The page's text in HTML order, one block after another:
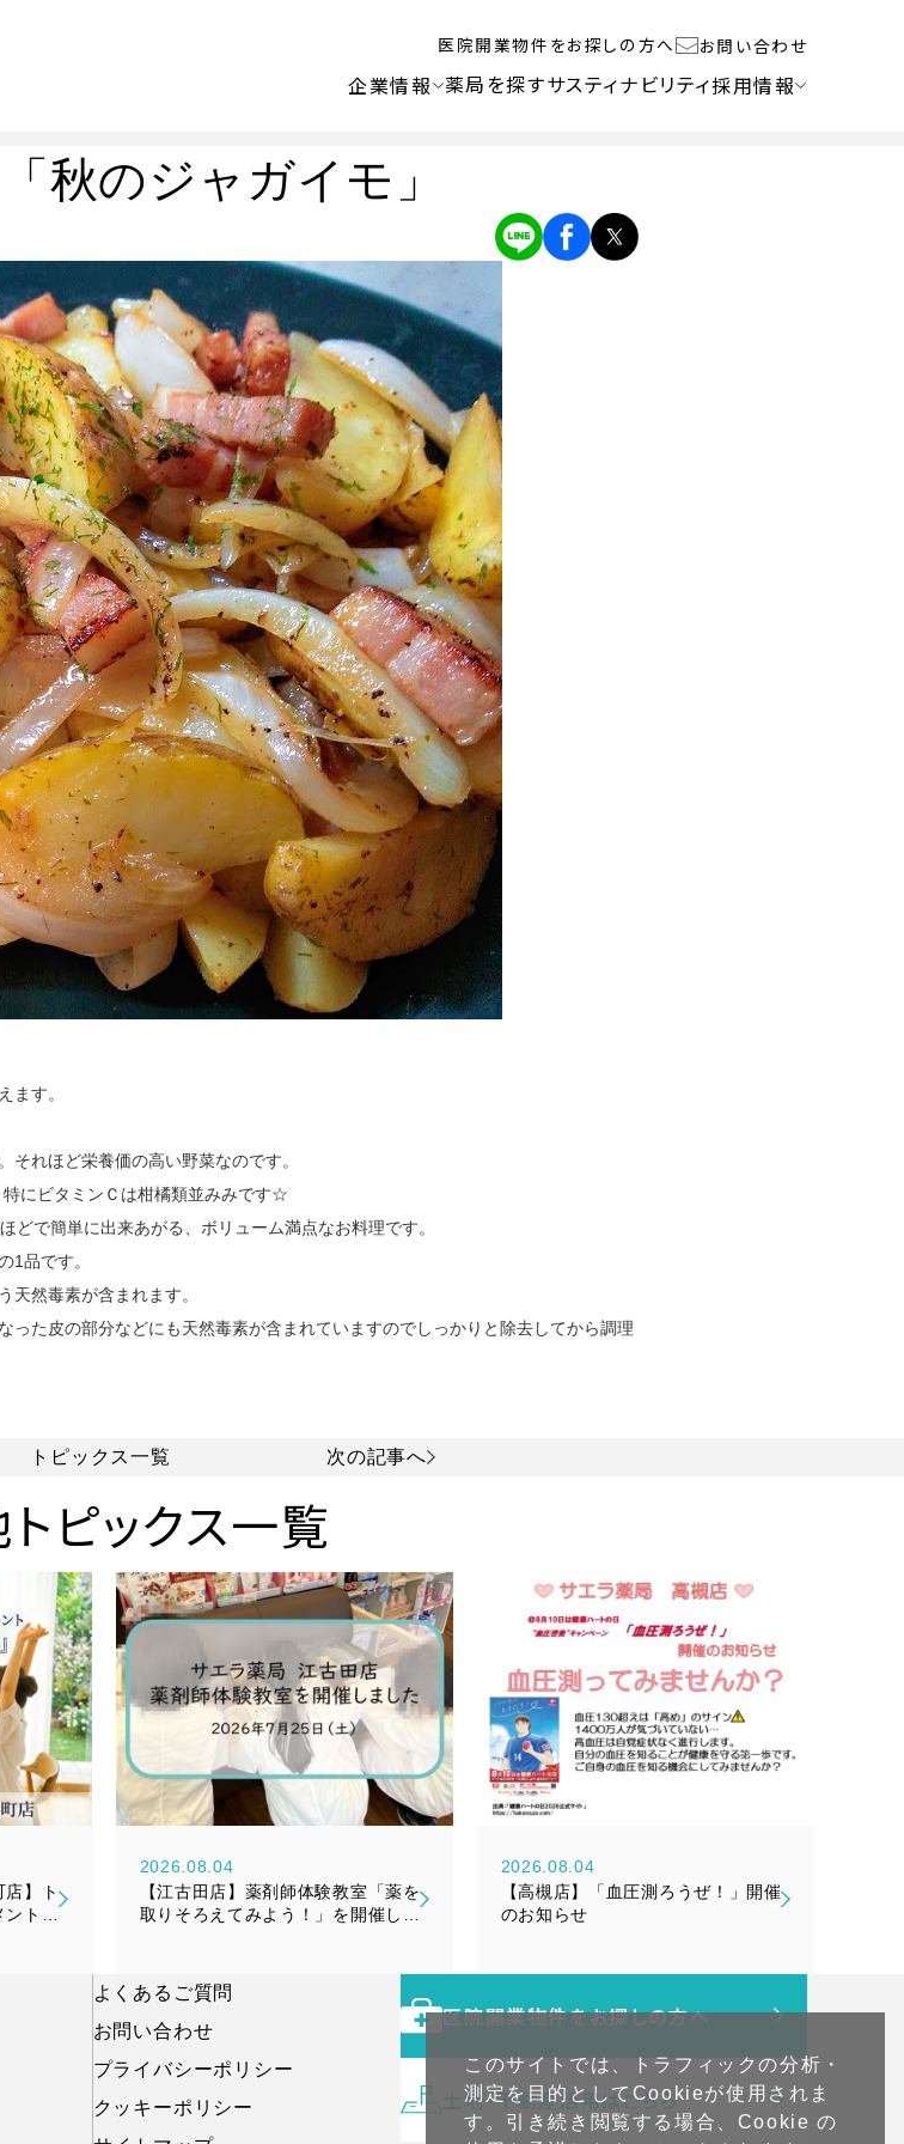
医院開業物件をお探しの方へ お問い合わせ
企業情報 薬局を探すサスティナビリティ採用情報
秋のジャガイモ」
ます。
れほど栄養価の高い野菜なのです。
にビタミンＣは柑橘類並みみです☆
で簡単に出来あがる、ボリューム満点なお料理です。
1品です。
天然毒素が含まれます。
た皮の部分などにも天然毒素が含まれていますのでしっかりと除去してから調理
トピックス一覧 次の記事へ
ピックス一覧
店】ト
ト
2026.08.04
【江古田店】薬剤師体験教室「薬を
取りそろえてみよう！」を開催しま
2026.08.04
【高槻店】「血圧測ろうぜ！」開催
のお知らせ
よくあるご質問
お問い合わせ
プライバシーポリシー
クッキーポリシー
医院開業物件をお探しの方へ
土地・不動産活用はこちら
このサイトでは、トラフィックの分析・
測定を目的としてCookieが使用されま
す。引き続き閲覧する場合、Cookie の